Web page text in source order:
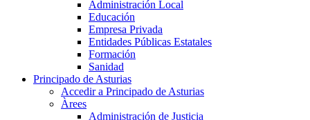
Administración Local
Educación
Empresa Privada
Entidades Públicas Estatales
Formación
Sanidad
Principado de Asturias
Accedir a Principado de Asturias
Àrees
Administración de Justicia